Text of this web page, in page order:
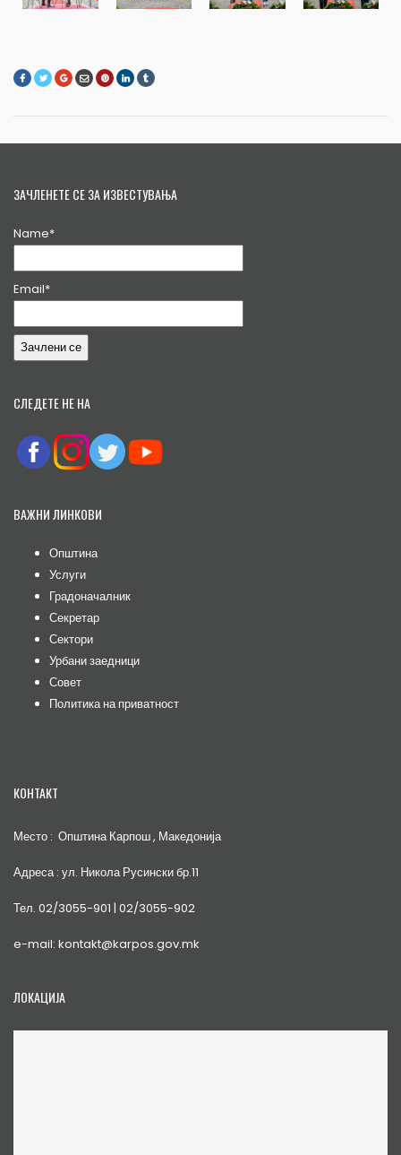
ЗАЧЛЕНЕТЕ СЕ ЗА ИЗВЕСТУВАЊА
Name*
Email*
СЛЕДЕТЕ НЕ НА
ВАЖНИ ЛИНКОВИ
Општина
Услуги
Градоначалник
Секретар
Сектори
Урбани заедници
Совет
Политика на приватност
КОНТАКТ
Место : Општина Карпош , Македонија
Адреса : ул. Никола Русински бр.11
Тел. 02/3055-901 | 02/3055-902
e-mail: kontakt@karpos.gov.mk
ЛОКАЦИЈА